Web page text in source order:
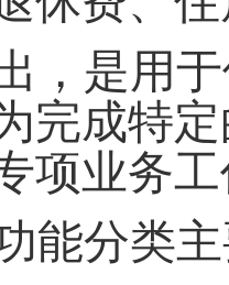
，是用
完成特
项业务
能分类